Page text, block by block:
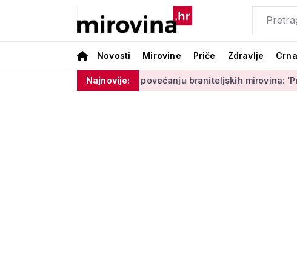
Novosti Mirovine Priče Zdravlje
Najnovije:
Medved o povećanju braniteljskih mirovina: 'Prijedlog